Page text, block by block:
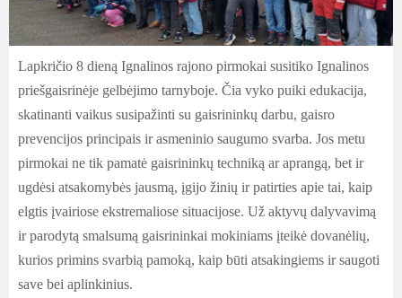
Lapkričio 8 dieną Ignalinos rajono pirmokai susitiko Ignalinos
priešgaisrinėje gelbėjimo tarnyboje. Čia vyko puiki edukacija,
skatinanti vaikus susipažinti su gaisrininkų darbu, gaisro
prevencijos principais ir asmeninio saugumo svarba. Jos metu
pirmokai ne tik pamatė gaisrininkų techniką ar aprangą, bet ir
ugdėsi atsakomybės jausmą, įgijo žinių ir patirties apie tai, kaip
elgtis įvairiose ekstremaliose situacijose. Už aktyvų dalyvavimą
ir parodytą smalsumą gaisrininkai mokiniams įteikė dovanėlių,
kurios primins svarbią pamoką, kaip būti atsakingiems ir saugoti
save bei aplinkinius.